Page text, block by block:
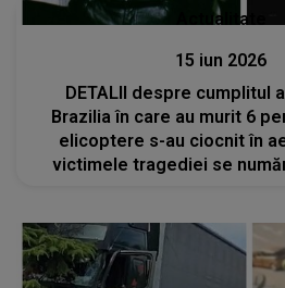
Actualitate
15 iun 2026
DETALII despre cumplitul
Brazilia în care au murit 6
elicoptere s-au ciocnit în
victimele tragediei se